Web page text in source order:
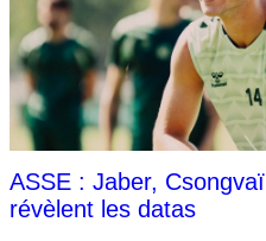
ASSE : Jaber,
révèlent les datas